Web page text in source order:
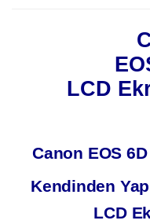
LCD
Canon EOS
Kendinden
LCD